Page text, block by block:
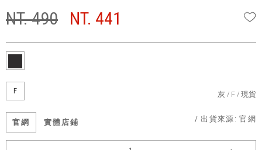
NT. 490 NT. 441
F 灰 F 現貨
官網 實體店鋪 / 出貨來源:官網